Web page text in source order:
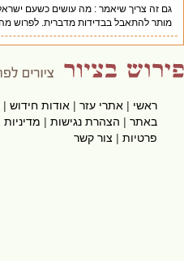
גם זה צריך שיאמר : מה עושים כשעם ישראל
מותר להתאבל בבדידות מדברית. לפרוש מהם
ראשי|אתרי עזר|אודות חידוש|
באתר|הצהרת נגישות|מדיניות
פרטיות|צור קשר